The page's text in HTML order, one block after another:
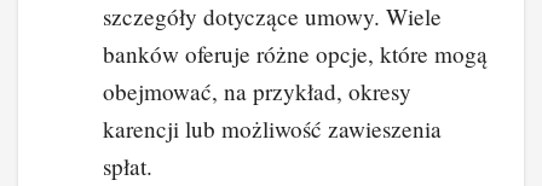
szczegóły dotyczące umowy. Wiele
banków oferuje różne opcje, które mogą
obejmować, na przykład, okresy
karencji lub możliwość zawieszenia
spłat.